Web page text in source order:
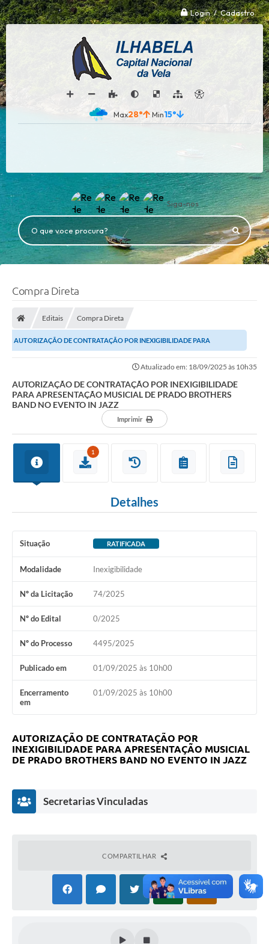
Login / Cadastro
28° 15°
Siga-nos
O que voce procura?
Compra Direta
Editais Compra Direta
AUTORIZAÇÃO DE CONTRATAÇÃO POR INEXIGIBILIDADE PARA
Atualizado em: 18/09/2025 às 10h35
AUTORIZAÇÃO DE CONTRATAÇÃO POR INEXIGIBILIDADE
PARA APRESENTAÇÃO MUSICIAL DE PRADO BROTHERS
BAND NO EVENTO IN JAZZ
Imprimir
1
Detalhes
Situação RATIFICADA
Modalidade Inexigibilidade
Nº da Licitação 74/2025
Nº do Edital 0/2025
Nº do Processo 4495/2025
Publicado em 01/09/2025 às 10h00
Encerramento
em
01/09/2025 às 10h00
AUTORIZAÇÃO DE CONTRATAÇÃO POR
INEXIGIBILIDADE PARA APRESENTAÇÃO MUSICIAL
DE PRADO BROTHERS BAND NO EVENTO IN JAZZ
Secretarias Vinculadas
COMPARTILHAR